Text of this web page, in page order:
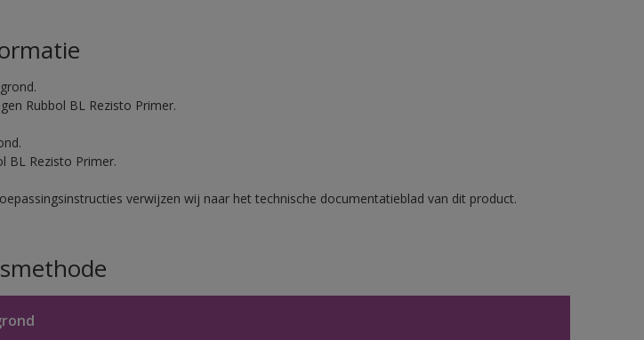
Rubbol BL Rezisto Primer.
BL Rezisto Primer.
verwijzen wij naar het technische documentatieblad van dit product.